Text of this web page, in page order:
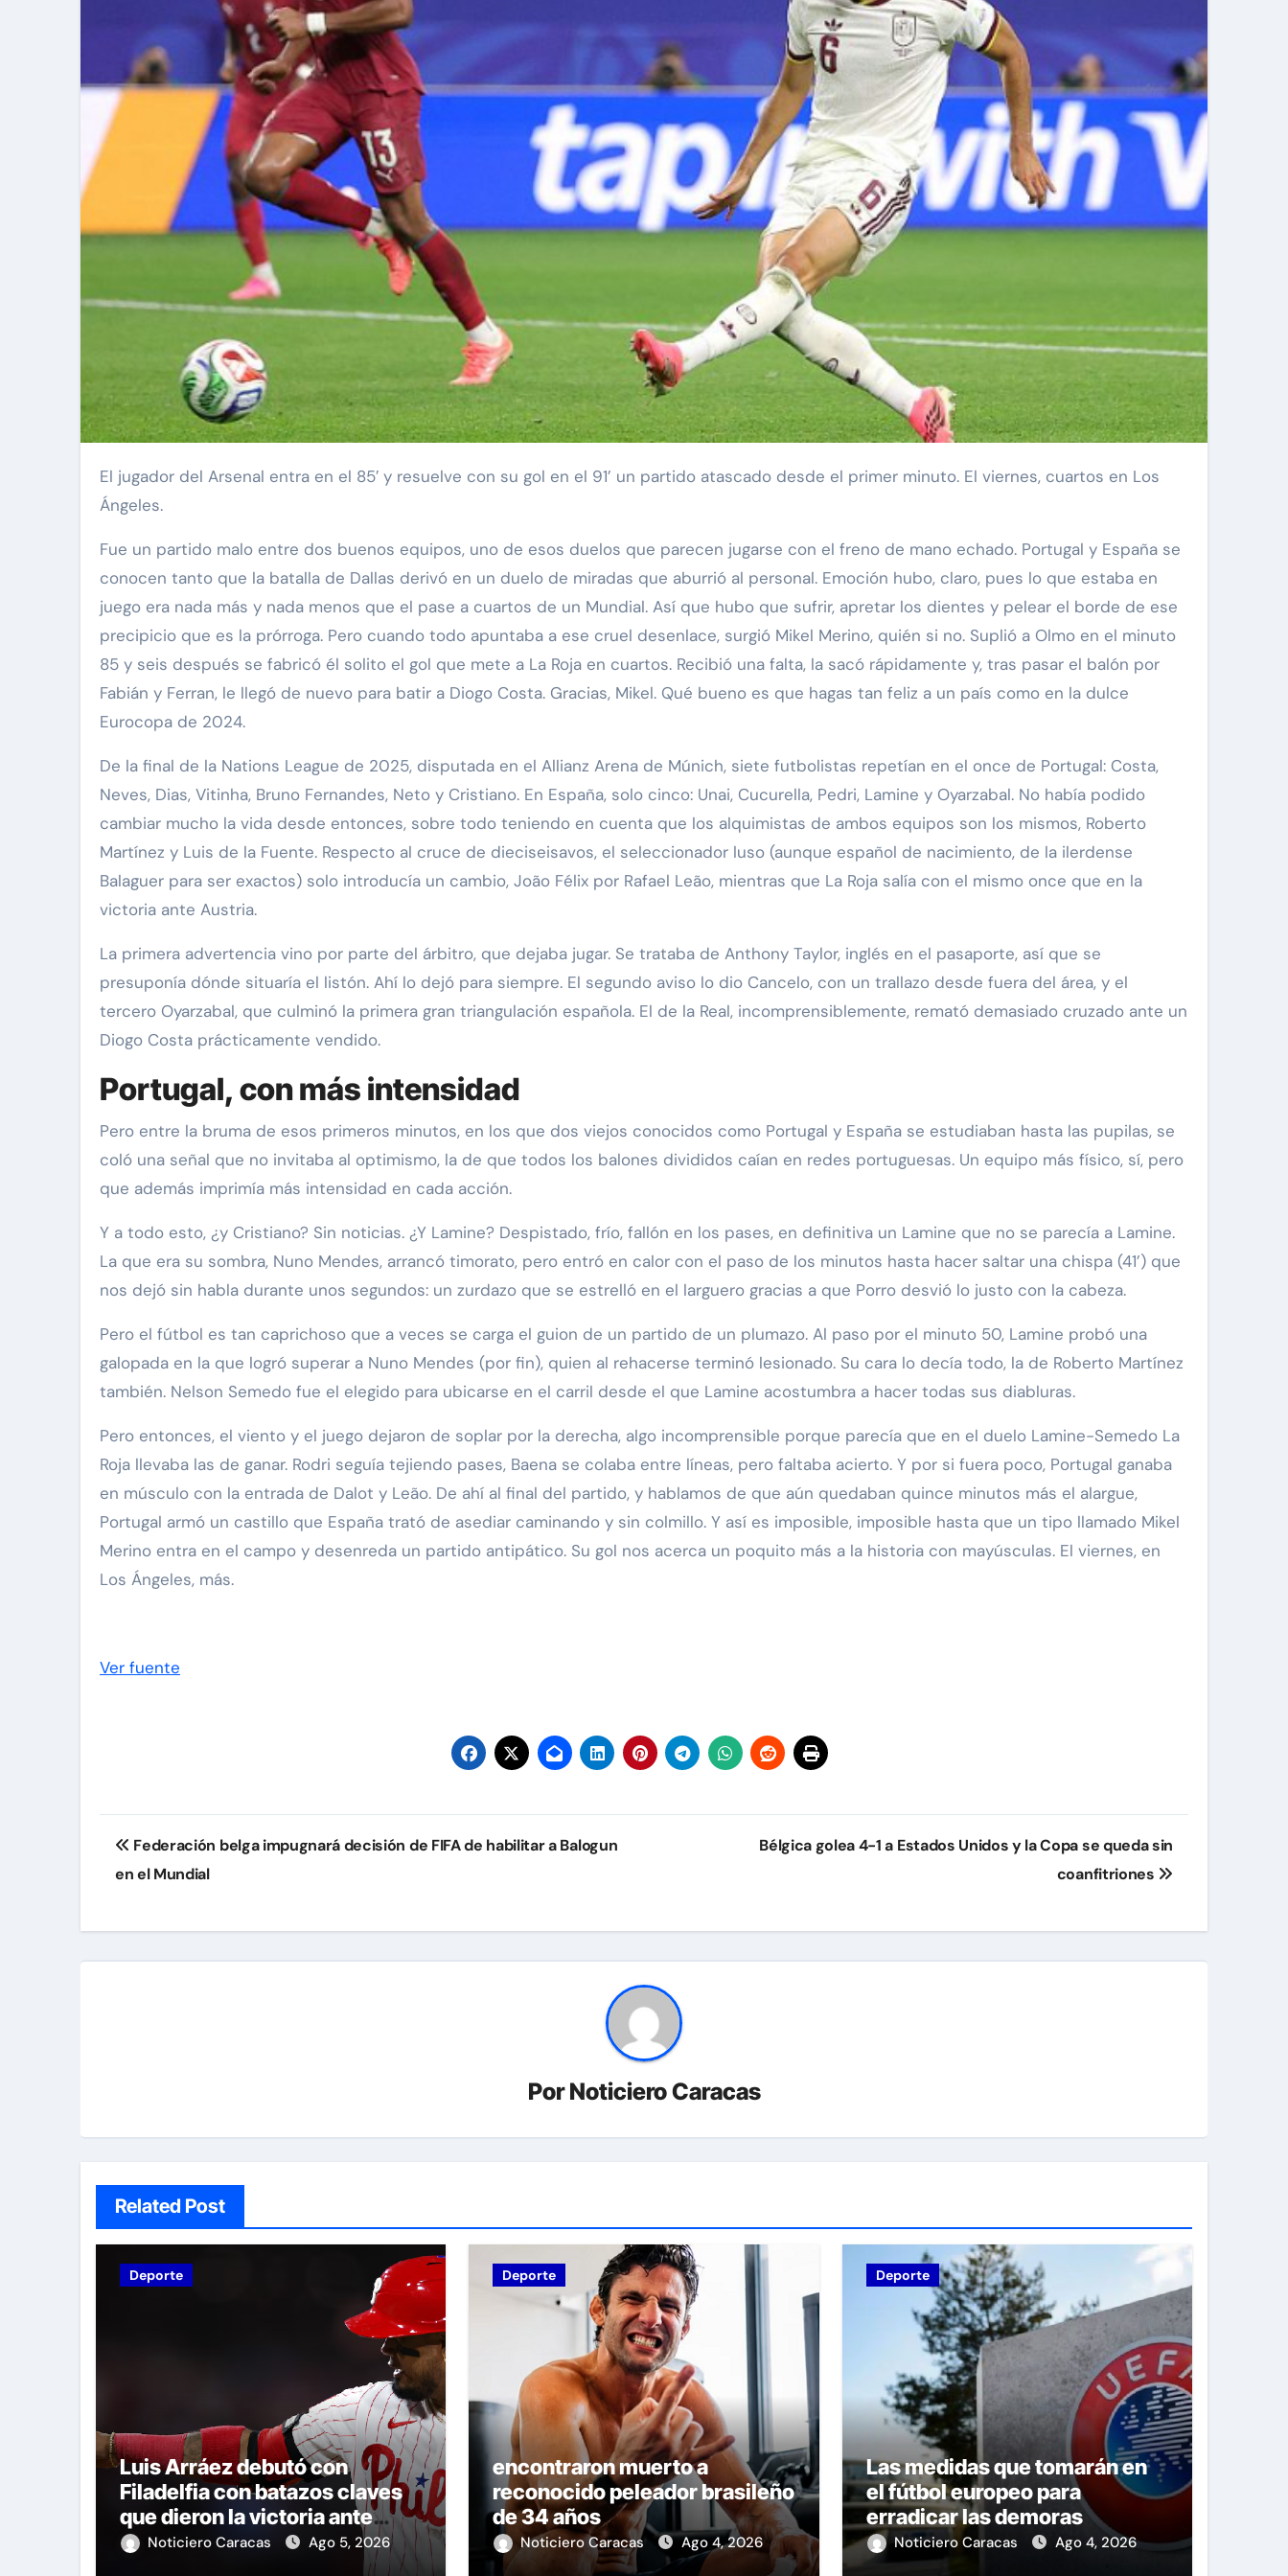
El jugador del Arsenal entra en el 85′ y resuelve con su gol en el 91’ un partido atascado desde el primer minuto. El viernes, cuartos en Los
Ángeles.
Fue un partido malo entre dos buenos equipos, uno de esos duelos que parecen jugarse con el freno de mano echado. Portugal y España se
conocen tanto que la batalla de Dallas derivó en un duelo de miradas que aburrió al personal. Emoción hubo, claro, pues lo que estaba en
juego era nada más y nada menos que el pase a cuartos de un Mundial. Así que hubo que sufrir, apretar los dientes y pelear el borde de ese
precipicio que es la prórroga. Pero cuando todo apuntaba a ese cruel desenlace, surgió Mikel Merino, quién si no. Suplió a Olmo en el minuto
85 y seis después se fabricó él solito el gol que mete a La Roja en cuartos. Recibió una falta, la sacó rápidamente y, tras pasar el balón por
Fabián y Ferran, le llegó de nuevo para batir a Diogo Costa. Gracias, Mikel. Qué bueno es que hagas tan feliz a un país como en la dulce
Eurocopa de 2024.
De la final de la Nations League de 2025, disputada en el Allianz Arena de Múnich, siete futbolistas repetían en el once de Portugal: Costa,
Neves, Dias, Vitinha, Bruno Fernandes, Neto y Cristiano. En España, solo cinco: Unai, Cucurella, Pedri, Lamine y Oyarzabal. No había podido
cambiar mucho la vida desde entonces, sobre todo teniendo en cuenta que los alquimistas de ambos equipos son los mismos, Roberto
Martínez y Luis de la Fuente. Respecto al cruce de dieciseisavos, el seleccionador luso (aunque español de nacimiento, de la ilerdense
Balaguer para ser exactos) solo introducía un cambio, João Félix por Rafael Leão, mientras que La Roja salía con el mismo once que en la
victoria ante Austria.
La primera advertencia vino por parte del árbitro, que dejaba jugar. Se trataba de Anthony Taylor, inglés en el pasaporte, así que se
presuponía dónde situaría el listón. Ahí lo dejó para siempre. El segundo aviso lo dio Cancelo, con un trallazo desde fuera del área, y el
tercero Oyarzabal, que culminó la primera gran triangulación española. El de la Real, incomprensiblemente, remató demasiado cruzado ante un
Diogo Costa prácticamente vendido.
Portugal, con más intensidad
Pero entre la bruma de esos primeros minutos, en los que dos viejos conocidos como Portugal y España se estudiaban hasta las pupilas, se
coló una señal que no invitaba al optimismo, la de que todos los balones divididos caían en redes portuguesas. Un equipo más físico, sí, pero
que además imprimía más intensidad en cada acción.
Y a todo esto, ¿y Cristiano? Sin noticias. ¿Y Lamine? Despistado, frío, fallón en los pases, en definitiva un Lamine que no se parecía a Lamine.
La que era su sombra, Nuno Mendes, arrancó timorato, pero entró en calor con el paso de los minutos hasta hacer saltar una chispa (41’) que
nos dejó sin habla durante unos segundos: un zurdazo que se estrelló en el larguero gracias a que Porro desvió lo justo con la cabeza.
Pero el fútbol es tan caprichoso que a veces se carga el guion de un partido de un plumazo. Al paso por el minuto 50, Lamine probó una
galopada en la que logró superar a Nuno Mendes (por fin), quien al rehacerse terminó lesionado. Su cara lo decía todo, la de Roberto Martínez
también. Nelson Semedo fue el elegido para ubicarse en el carril desde el que Lamine acostumbra a hacer todas sus diabluras.
Pero entonces, el viento y el juego dejaron de soplar por la derecha, algo incomprensible porque parecía que en el duelo Lamine-Semedo La
Roja llevaba las de ganar. Rodri seguía tejiendo pases, Baena se colaba entre líneas, pero faltaba acierto. Y por si fuera poco, Portugal ganaba
en músculo con la entrada de Dalot y Leão. De ahí al final del partido, y hablamos de que aún quedaban quince minutos más el alargue,
Portugal armó un castillo que España trató de asediar caminando y sin colmillo. Y así es imposible, imposible hasta que un tipo llamado Mikel
Merino entra en el campo y desenreda un partido antipático. Su gol nos acerca un poquito más a la historia con mayúsculas. El viernes, en
Los Ángeles, más.
Ver fuente
Navegación
de
Federación belga impugnará decisión de FIFA de habilitar a Balogun
en el Mundial
Bélgica golea 4-1 a Estados Unidos y la Copa se queda sin
coanfitriones
PorNoticiero Caracas
Related Post
Deporte
Luis Arráez debutó con
Filadelfia con batazos claves
que dieron la victoria ante
Nacionales
Noticiero Caracas Ago 5, 2026
Deporte
encontraron muerto a
reconocido peleador brasileño
de 34 años
Noticiero Caracas Ago 4, 2026
Deporte
Las medidas que tomarán en
el fútbol europeo para
erradicar las demoras
Noticiero Caracas Ago 4, 2026